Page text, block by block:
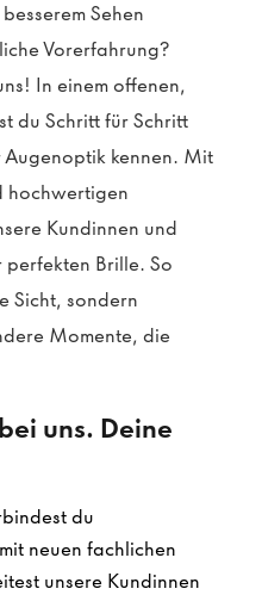
Sehen
Vorerfahrung?
In einem offenen,
du Schritt für Schritt
kennen. Mit
hochwertigen
Kundinnen und
perfekten Brille. So
Sicht, sondern
Momente, die
uns. Deine
du
neuen fachlichen
unsere Kundinnen